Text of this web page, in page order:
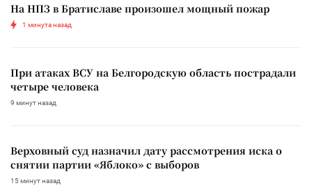
На НПЗ в Братиславе произошел мощный пожар
1 минута назад
При атаках ВСУ на Белгородскую область пострадали
четыре человека
9 минут назад
Верховный суд назначил дату рассмотрения иска о
снятии партии «Яблоко» с выборов
15 минут назад